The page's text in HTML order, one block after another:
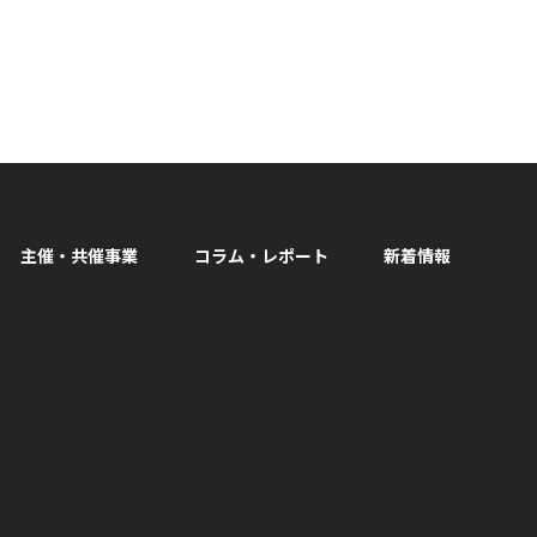
主催・共催事業 コラム・レポート 新着情報